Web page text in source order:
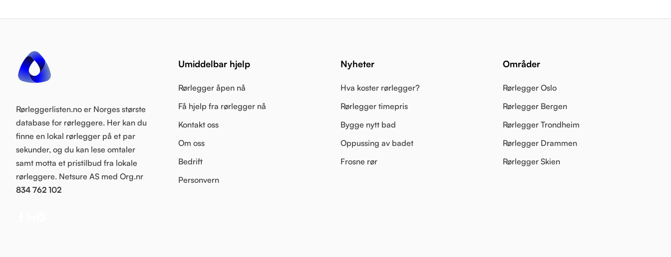
Rørleggerlisten.no er Norges største
database for rørleggere. Her kan du
finne en lokal rørlegger på et par
sekunder, og du kan lese omtaler
samt motta et pristilbud fra lokale
rørleggere. Netsure AS med Org.nr
834 762 102
Umiddelbar hjelp
Rørlegger åpen nå
Få hjelp fra rørlegger nå
Kontakt oss
Om oss
Bedrift
Personvern
Nyheter
Hva koster rørlegger?
Rørlegger timepris
Bygge nytt bad
Oppussing av badet
Frosne rør
Områder
Rørlegger Oslo
Rørlegger Bergen
Rørlegger Trondheim
Rørlegger Drammen
Rørlegger Skien